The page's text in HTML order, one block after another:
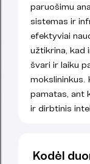
paruošimu
sistemas ir
efektyviai
užtikrina, kad
švari ir laiku
mokslininkus.
pamatas, ant
ir dirbtinis
Kodėl